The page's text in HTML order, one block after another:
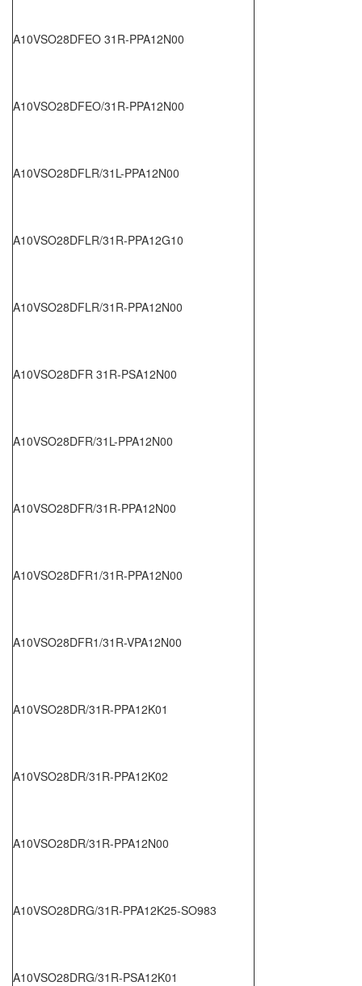
A10VSO28DFEO 31R-PPA12N00
A10VSO28DFEO/31R-PPA12N00
A10VSO28DFLR/31L-PPA12N00
A10VSO28DFLR/31R-PPA12G10
A10VSO28DFLR/31R-PPA12N00
A10VSO28DFR 31R-PSA12N00
A10VSO28DFR/31L-PPA12N00
A10VSO28DFR/31R-PPA12N00
A10VSO28DFR1/31R-PPA12N00
A10VSO28DFR1/31R-VPA12N00
A10VSO28DR/31R-PPA12K01
A10VSO28DR/31R-PPA12K02
A10VSO28DR/31R-PPA12N00
A10VSO28DRG/31R-PPA12K25-SO983
A10VSO28DRG/31R-PSA12K01